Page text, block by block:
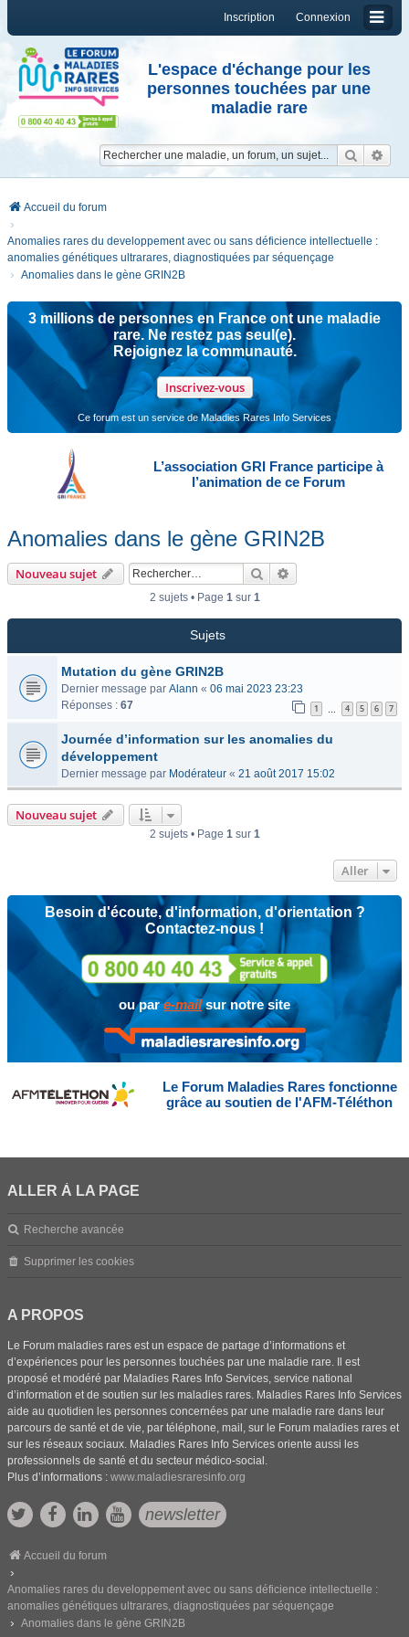
Connexion
Inscription
L'espace d'échange pour les
personnes touchées par une
maladie rare
Accueil du forum
Anomalies rares du developpement avec ou sans déficience intellectuelle :
anomalies génétiques ultrarares, diagnostiquées par séquençage
Anomalies dans le gène GRIN2B
3 millions de personnes en France ont une maladie
rare. Ne restez pas seul(e).
Rejoignez la communauté.
Inscrivez-vous
Ce forum est un service de Maladies Rares Info Services
L’association GRI France participe à
l’animation de ce Forum
Anomalies dans le gène GRIN2B
Nouveau sujet Rechercher
2 sujets • Page 1sur 1
Sujets
Mutation du gène GRIN2B
Dernier message par Alann « 06 mai 2023 23:23
Réponses : 67 1 4 5 6 7
Journée d’information sur les anomalies du
développement
Dernier message par Modérateur « 21 août 2017 15:02
Nouveau sujet
2 sujets • Page 1sur 1
Aller
Besoin d'écoute, d'information, d'orientation ?
Contactez-nous !
ou pare-mailsur notre site
Le Forum Maladies Rares fonctionne
grâce au soutien de l'AFM-Téléthon
ALLER À LA PAGE
Recherche avancée
Supprimer les cookies
A PROPOS
Le Forum maladies rares est un espace de partage d’informations et
d’expériences pour les personnes touchées par une maladie rare. Il est
proposé et modéré par Maladies Rares Info Services, service national
d’information et de soutien sur les maladies rares. Maladies Rares Info Services
aide au quotidien les personnes concernées par une maladie rare dans leur
parcours de santé et de vie, par téléphone, mail, sur le Forum maladies rares et
sur les réseaux sociaux. Maladies Rares Info Services oriente aussi les
professionnels de santé et du secteur médico-social.
Plus d’informations : www.maladiesraresinfo.org
newsletter
Accueil du forum
Anomalies rares du developpement avec ou sans déficience intellectuelle :
anomalies génétiques ultrarares, diagnostiquées par séquençage
Anomalies dans le gène GRIN2B